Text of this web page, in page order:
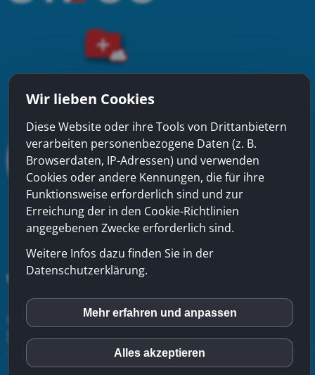
xinfra gmbh - Badstrasse 50 - CH-5200 Brugg - Tel:
056
544 22 22-Kontakt-Impressum-Datenschutzerklärung
Wir lieben Cookies
Diese Website oder ihre Tools von Drittanbietern
verarbeiten personenbezogene Daten (z. B.
Browserdaten, IP-Adressen) und verwenden
Cookies oder andere Kennungen, die für ihre
Funktionsweise erforderlich sind und zur
Erreichung der in den Cookie-Richtlinien
angegebenen Zwecke erforderlich sind.
Weitere Infos dazu finden Sie in der
Datenschutzerklärung.
inCMS
Matomo (Piwik)
Mehr erfahren und anpassen
Alles akzeptieren